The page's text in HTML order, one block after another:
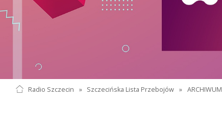
Radio Szczecin » Szczecińska Lista Przebojów » ARCHIWUM